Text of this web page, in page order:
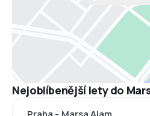
Nejoblíbenější lety do